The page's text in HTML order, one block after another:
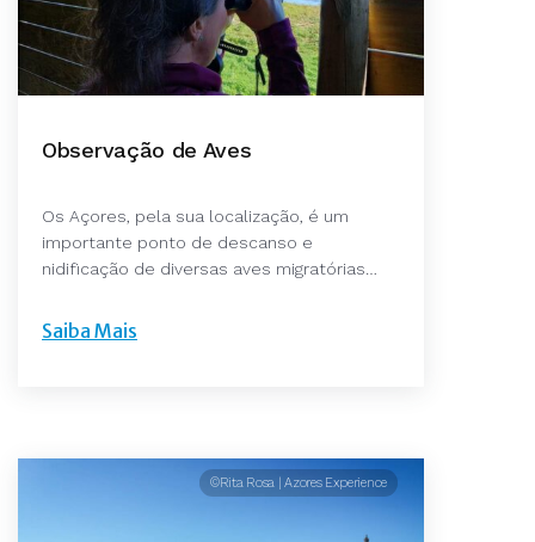
Observação de Aves
Os Açores, pela sua localização, é um
importante ponto de descanso e
nidificação de diversas aves migratórias…
Saiba Mais
©Rita Rosa | Azores Experience